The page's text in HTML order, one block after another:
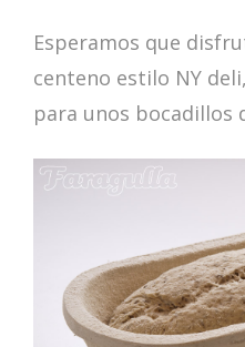
Esperamos que
centeno estilo NY
para unos bocadillos